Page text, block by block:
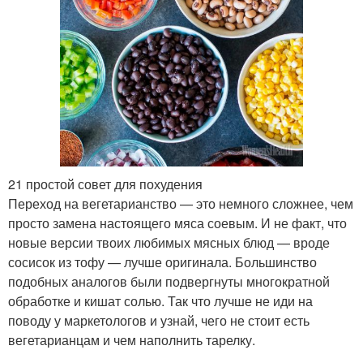
21 простой совет для похудения
Переход на вегетарианство — это немного сложнее, чем
просто замена настоящего мяса соевым. И не факт, что
новые версии твоих любимых мясных блюд — вроде
сосисок из тофу — лучше оригинала. Большинство
подобных аналогов были подвергнуты многократной
обработке и кишат солью. Так что лучше не иди на
поводу у маркетологов и узнай, чего не стоит есть
вегетарианцам и чем наполнить тарелку.